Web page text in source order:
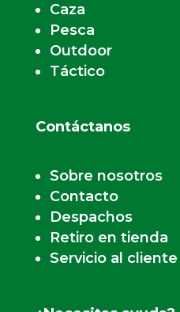
Caza
Pesca
Outdoor
Táctico
Contáctanos
Sobre nosotros
Contacto
Despachos
Retiro en tienda
Servicio al cliente